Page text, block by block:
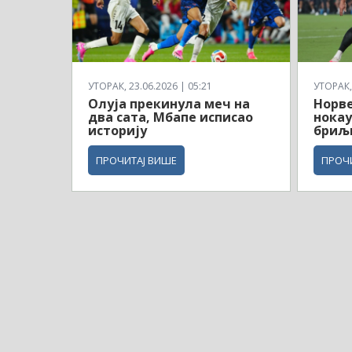
УТОРАК, 23.06.2026 | 05:21
Олуја прекинула меч на
два сата, Мбапе исписао
историју
ПРОЧИТАЈ ВИШЕ